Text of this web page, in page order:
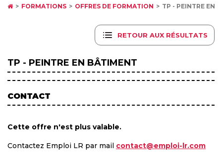
FORMATIONS OFFRES DE FORMATION TP - PEINTRE EN
RETOUR AUX RÉSULTATS
TP - PEINTRE EN BÂTIMENT
CONTACT
Cette offre n'est plus valable.
Contactez Emploi LR par mail contact@emploi-lr.com